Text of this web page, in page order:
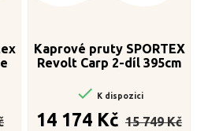
Kaprové pruty SPORTEX
Revolt Carp 2-díl 395cm
 K dispozici
14 174 Kč
cena
15 749 Kč